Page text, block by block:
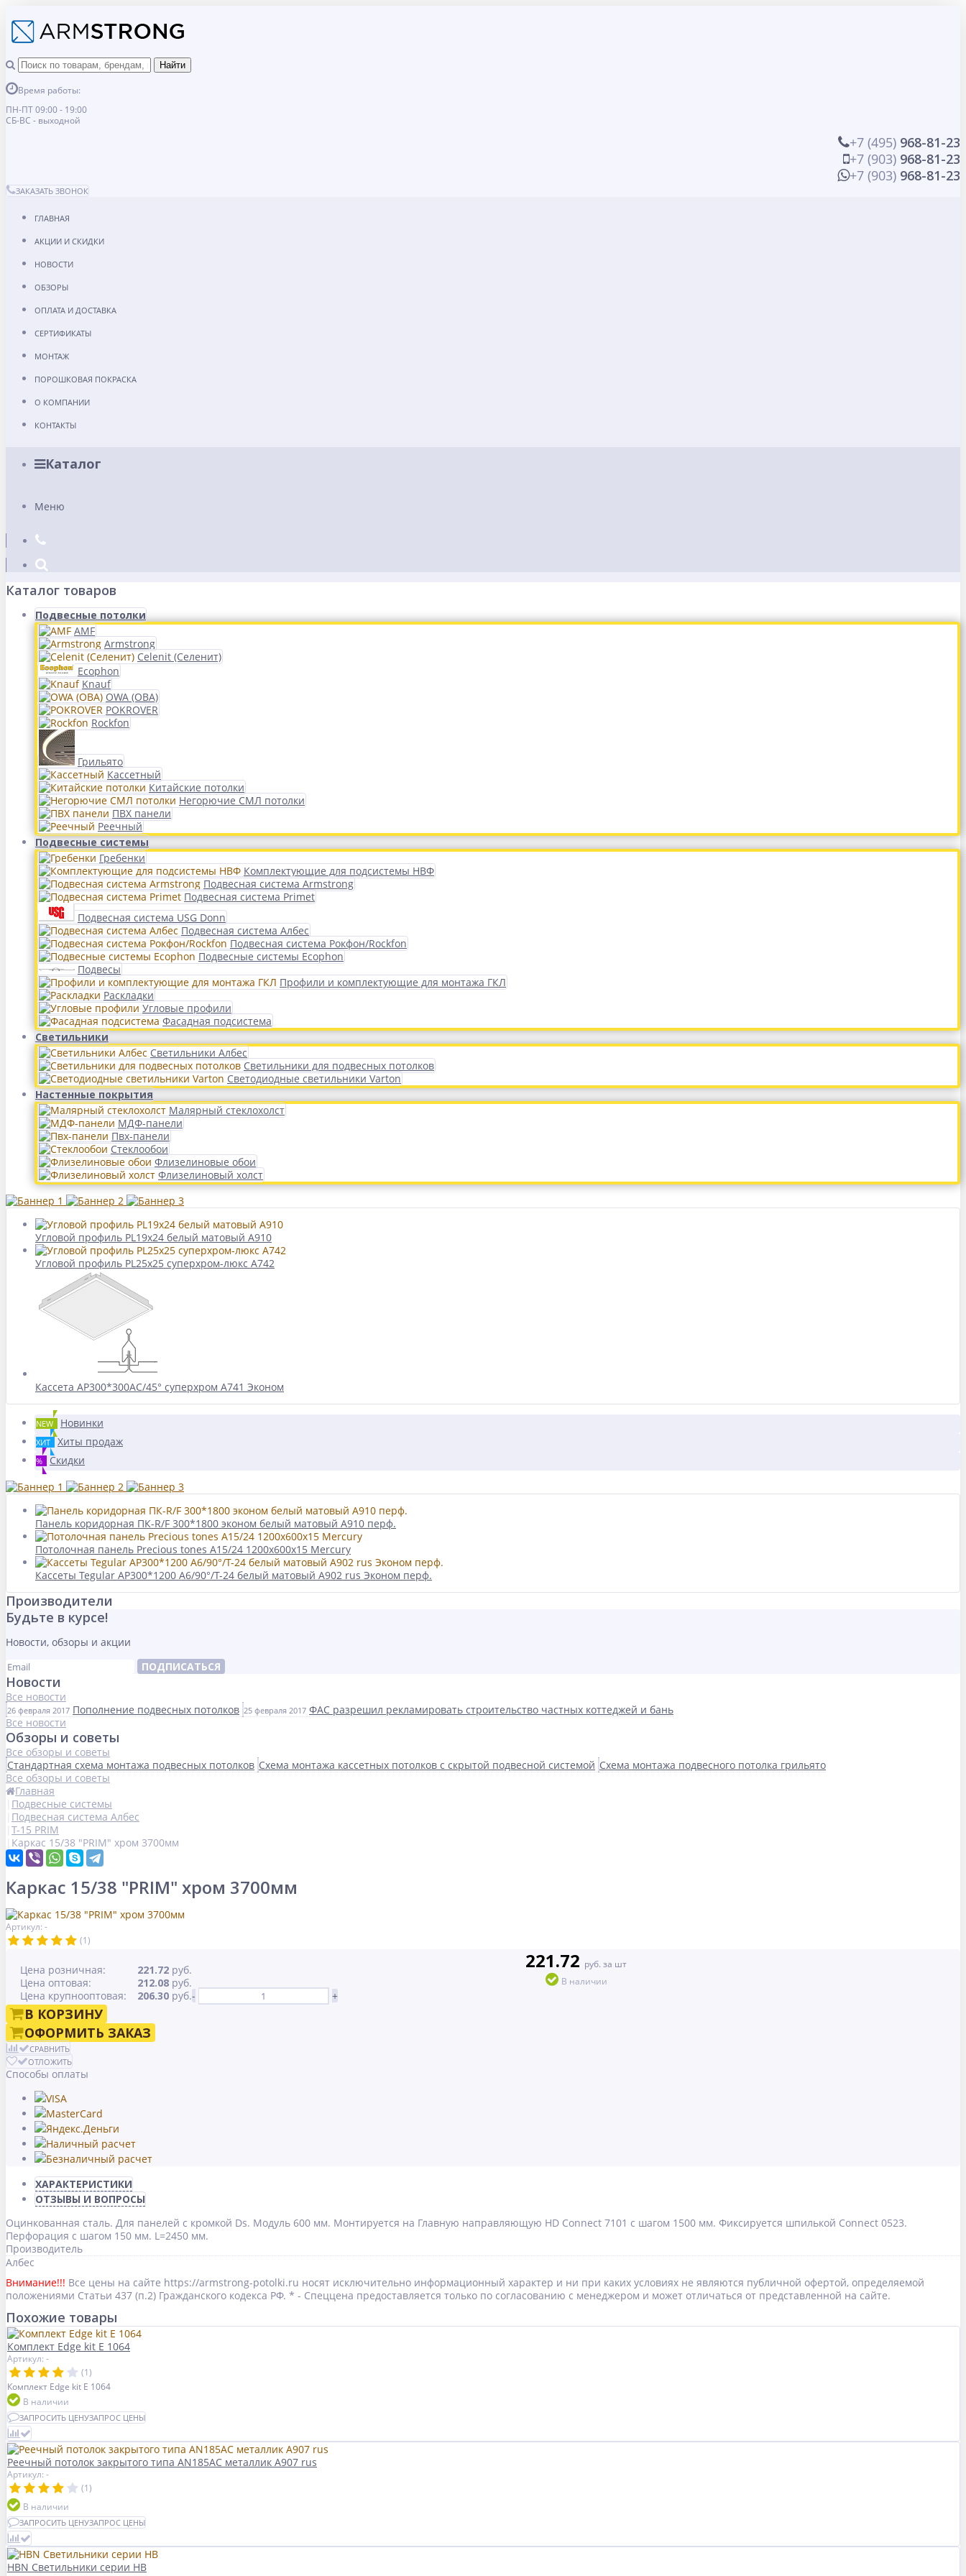
Время работы:
ПН-ПТ 09:00 - 19:00
СБ-ВС - выходной
+7 (495) 968-81-23
+7 (903) 968-81-23
+7 (903) 968-81-23
ЗАКАЗАТЬ ЗВОНОК
ГЛАВНАЯ
АКЦИИ И СКИДКИ
НОВОСТИ
ОБЗОРЫ
ОПЛАТА И ДОСТАВКА
СЕРТИФИКАТЫ
МОНТАЖ
ПОРОШКОВАЯ ПОКРАСКА
О КОМПАНИИ
КОНТАКТЫ
Каталог
Меню
Каталог товаров
Подвесные потолки
AMF
Armstrong
Celenit (Селенит)
Ecophon
Knauf
OWA (ОВА)
POKROVER
Rockfon
Грильято
Кассетный
Китайские потолки
Негорючие СМЛ потолки
ПВХ панели
Реечный
Подвесные системы
Гребенки
Комплектующие для подсистемы НВФ
Подвесная система Armstrong
Подвесная система Primet
Подвесная система USG Donn
Подвесная система Албес
Подвесная система Рокфон/Rockfon
Подвесные системы Ecophon
Подвесы
Профили и комплектующие для монтажа ГКЛ
Раскладки
Угловые профили
Фасадная подсистема
Светильники
Светильники Албес
Светильники для подвесных потолков
Светодиодные светильники Varton
Настенные покрытия
Малярный стеклохолст
МДФ-панели
Пвх-панели
Стеклообои
Флизелиновые обои
Флизелиновый холст
Угловой профиль PL19x24 белый матовый А910
Угловой профиль PL25х25 суперхром-люкс А742
Кассета AP300*300АС/45° суперхром А741 Эконом
NEW Новинки
ХИТ Хиты продаж
% Скидки
Панель коридорная ПК-R/F 300*1800 эконом белый матовый А910 перф.
Потолочная панель Precious tones A15/24 1200x600x15 Mercury
Кассеты Tegular AP300*1200 A6/90°/Т-24 белый матовый А902 rus Эконом перф.
Производители
Будьте в курсе!
Новости, обзоры и акции
ПОДПИСАТЬСЯ
Новости
Все новости
26 февраля 2017 Пополнение подвесных потолков 25 февраля 2017 ФАС разрешил рекламировать строительство частных коттеджей и бань
Все новости
Обзоры и советы
Все обзоры и советы
Стандартная схема монтажа подвесных потолков Схема монтажа кассетных потолков с скрытой подвесной системой Схема монтажа подвесного потолка грильято
Все обзоры и советы
Главная
Подвесные системы
Подвесная система Албес
Т-15 PRIM
Каркас 15/38 "PRIM" хром 3700мм
Каркас 15/38 "PRIM" хром 3700мм
Артикул: -
(1)
Цена розничная: 221.72 руб.
Цена оптовая:
212.08 руб.
Цена крупнооптовая:
206.30 руб.
221.72 руб. за шт
В наличии
- +
В КОРЗИНУ
ОФОРМИТЬ ЗАКАЗ
СРАВНИТЬ
ОТЛОЖИТЬ
Способы оплаты
ХАРАКТЕРИСТИКИ
ОТЗЫВЫ И ВОПРОСЫ
Оцинкованная сталь. Для панелей с кромкой Ds. Модуль 600 мм. Монтируется на Главную направляющую HD Connect 7101 с шагом 1500 мм. Фиксируется шпилькой Connect 0523.
Перфорация с шагом 150 мм. L=2450 мм.
Производитель
Албес
Внимание!!! Все цены на сайте https://armstrong-potolki.ru носят исключительно информационный характер и ни при каких условиях не являются публичной офертой, определяемой
положениями Статьи 437 (п.2) Гражданского кодекса РФ. * - Спеццена предоставляется только по согласованию с менеджером и может отличаться от представленной на сайте.
Похожие товары
Комплект Edge kit E 1064
Артикул: -
(1)
Комплект Edge kit E 1064
В наличии
ЗАПРОСИТЬ ЦЕНУЗАПРОС ЦЕНЫ
Реечный потолок закрытого типа AN185AC металлик А907 rus
Артикул: -
(1)
В наличии
ЗАПРОСИТЬ ЦЕНУЗАПРОС ЦЕНЫ
HBN Светильники серии HB